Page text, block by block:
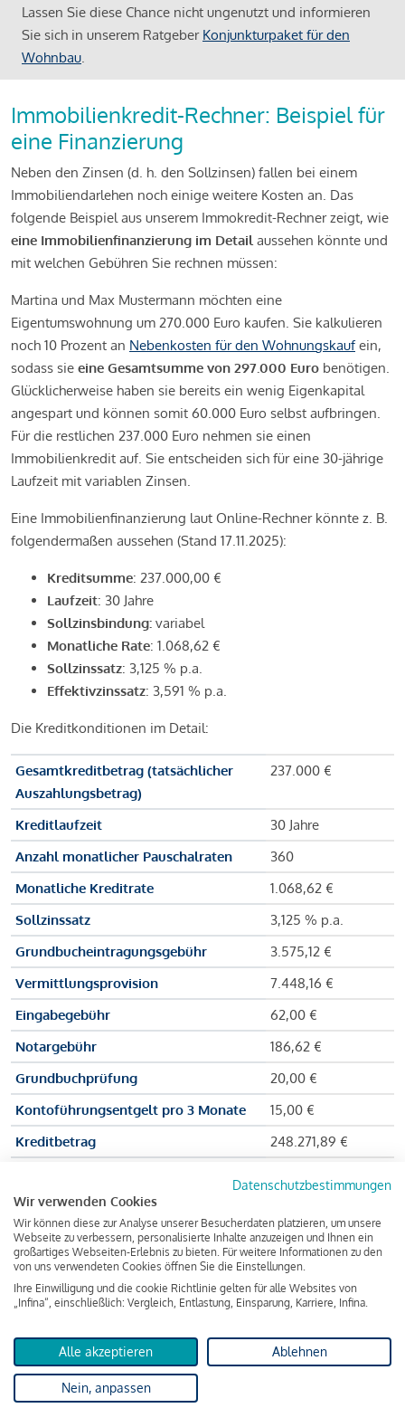
Lassen Sie diese Chance nicht ungenutzt und informieren
Sie sich in unserem Ratgeber Konjunkturpaket für den
Wohnbau.
Immobilienkredit-Rechner: Beispiel für
eine Finanzierung
Neben den Zinsen (d. h. den Sollzinsen) fallen bei einem
Immobiliendarlehen noch einige weitere Kosten an. Das
folgende Beispiel aus unserem Immokredit-Rechner zeigt, wie
eine Immobilienfinanzierung im Detail aussehen könnte und
mit welchen Gebühren Sie rechnen müssen:
Martina und Max Mustermann möchten eine
Eigentumswohnung um 270.000 Euro kaufen. Sie kalkulieren
noch 10 Prozent an Nebenkosten für den Wohnungskaufein,
sodass sie eine Gesamtsumme von 297.000 Euro benötigen.
Glücklicherweise haben sie bereits ein wenig Eigenkapital
angespart und können somit 60.000 Euro selbst aufbringen.
Für die restlichen 237.000 Euro nehmen sie einen
Immobilienkredit auf. Sie entscheiden sich für eine 30-jährige
Laufzeit mit variablen Zinsen.
Eine Immobilienfinanzierung laut Online-Rechner könnte z. B.
folgendermaßen aussehen (Stand 17.11.2025):
Kreditsumme: 237.000,00 €
Laufzeit: 30 Jahre
Sollzinsbindung: variabel
Monatliche Rate: 1.068,62 €
Sollzinssatz: 3,125 % p.a.
Effektivzinssatz: 3,591 % p.a.
Die Kreditkonditionen im Detail:
Gesamtkreditbetrag (tatsächlicher
Auszahlungsbetrag)
237.000 €
Kreditlaufzeit
30 Jahre
Anzahl monatlicher Pauschalraten
360
Monatliche Kreditrate
1.068,62 €
Sollzinssatz
3,125 % p.a.
Grundbucheintragungsgebühr
3.575,12 €
Vermittlungsprovision
7.448,16 €
Eingabegebühr
62,00 €
Notargebühr
186,62 €
Grundbuchprüfung
20,00 €
Kontoführungsentgelt pro 3 Monate
15,00 €
Kreditbetrag
248.271,89 €
Zu zahlender Gesamtbetrag
Kreditvermittler
INFINA Credit
Broker GmbH
von 237.000 Euro ausgezahlt, um die Wohnung zu kaufen.
Darüber hinaus fallen aber noch einige Gebühren an (z. B. die
Grundbucheintragungsgebühr), sodass die Bank den
Datenschutzbestimmungen
Wir verwenden Cookies
Wir können diese zur Analyse unserer Besucherdaten platzieren, um unsere
Webseite zu verbessern, personalisierte Inhalte anzuzeigen und Ihnen ein
großartiges Webseiten-Erlebnis zu bieten. Für weitere Informationen zu den
von uns verwendeten Cookies öffnen Sie die Einstellungen.
Ihre Einwilligung und die cookie Richtlinie gelten für alle Websites von
„Infina“, einschließlich: Vergleich, Entlastung, Einsparung, Karriere, Infina.
Alle akzeptieren Ablehnen
Nein, anpassen